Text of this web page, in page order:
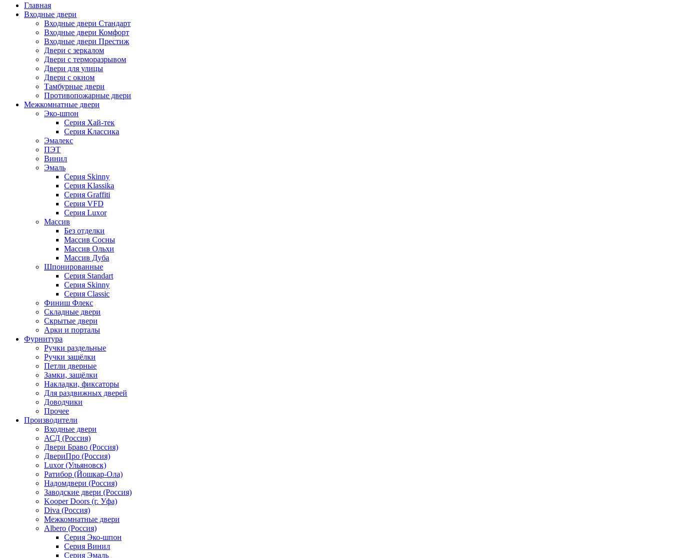
Главная
Входные двери
Входные двери Стандарт
Входные двери Комфорт
Входные двери Престиж
Двери с зеркалом
Двери с терморазрывом
Двери для улицы
Двери с окном
Тамбурные двери
Противопожарные двери
Межкомнатные двери
Эко-шпон
Серия Хай-тек
Серия Классика
Эмалекс
ПЭТ
Винил
Эмаль
Серия Skinny
Серия Klassika
Серия Graffiti
Серия VFD
Серия Luxor
Массив
Без отделки
Массив Сосны
Массив Ольхи
Массив Дуба
Шпонированные
Серия Standart
Серия Skinny
Серия Classic
Финиш Флекс
Складные двери
Скрытые двери
Арки и порталы
Фурнитура
Ручки раздельные
Ручки защёлки
Петли дверные
Замки, защёлки
Накладки, фиксаторы
Для раздвижных дверей
Доводчики
Прочее
Производители
Входные двери
АСД (Россия)
Двери Браво (Россия)
ДвериПро (Россия)
Luxor (Ульяновск)
Ратибор (Йошкар-Ола)
Надомдвери (Россия)
Заводские двери (Россия)
Kooper Doors (г. Уфа)
Diva (Россия)
Межкомнатные двери
Albero (Россия)
Серия Эко-шпон
Серия Винил
Серия Эмаль